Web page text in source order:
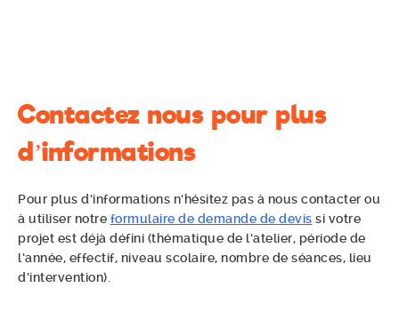
Contactez nous pour plus
d’informations
Pour plus d’informations n’hésitez pas à nous contacter ou
à utiliser notre formulaire de demande de devis si votre
projet est déjà défini (thématique de l’atelier, période de
l’année, effectif, niveau scolaire, nombre de séances, lieu
d’intervention).